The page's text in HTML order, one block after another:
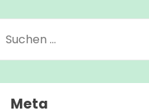
nach:
Meta